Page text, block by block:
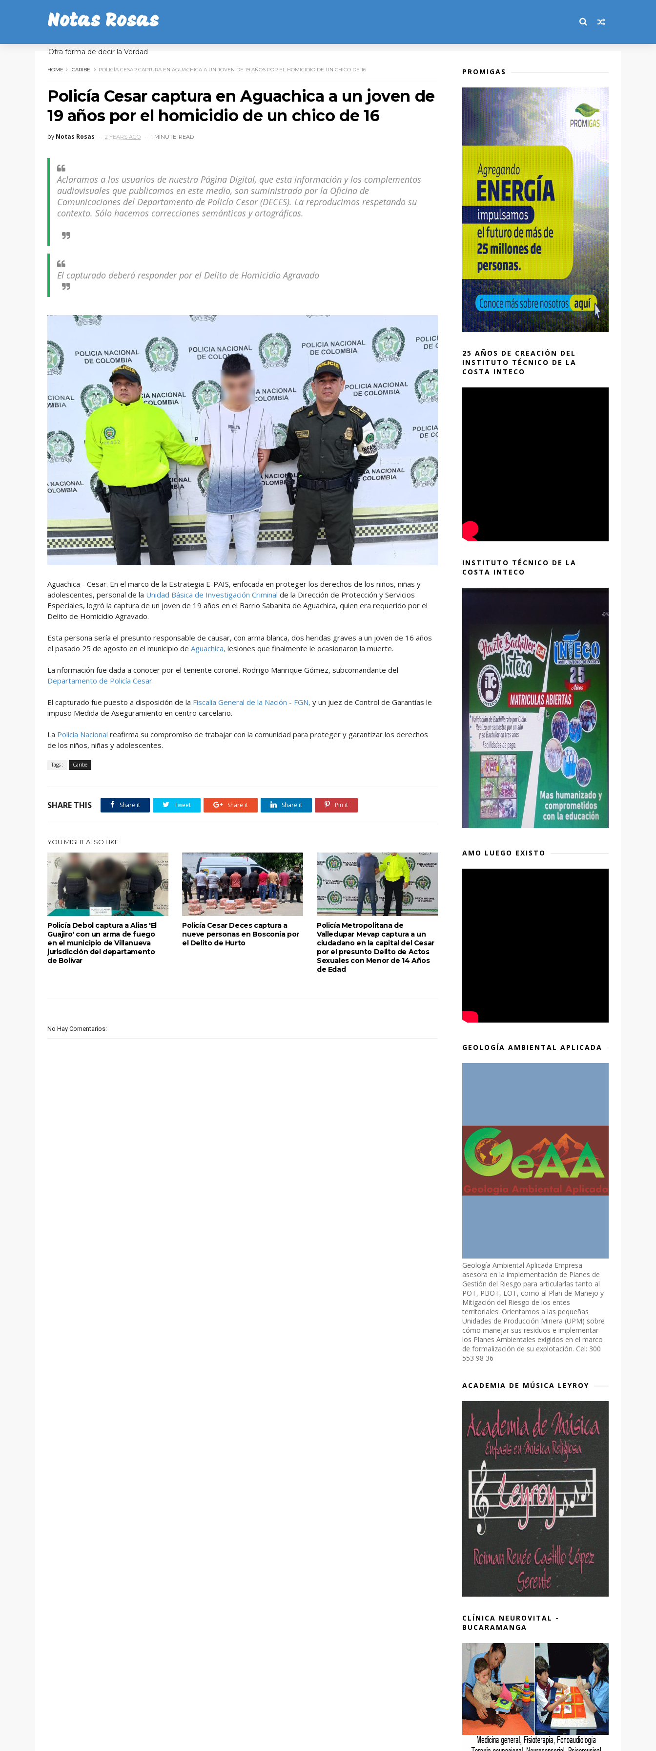
Notas Rosas
Otra forma de decir la Verdad
HOME CARIBE POLICÍA CESAR CAPTURA EN AGUACHICA A UN JOVEN DE 19 AÑOS POR EL HOMICIDIO DE UN CHICO DE 16
Policía Cesar captura en Aguachica a un joven de
19 años por el homicidio de un chico de 16
by Notas Rosas 2 YEARS AGO 1 MINUTE READ
Aclaramos a los usuarios de nuestra Página Digital, que esta información y los complementos
audiovisuales que publicamos en este medio, son suministrada por la Oficina de
Comunicaciones del Departamento de Policía Cesar (DECES). La reproducimos respetando su
contexto. Sólo hacemos correcciones semánticas y ortográficas.
El capturado deberá responder por el Delito de Homicidio Agravado
Aguachica - Cesar. En el marco de la Estrategia E-PAIS, enfocada en proteger los derechos de los niños, niñas y
adolescentes, personal de la Unidad Básica de Investigación Criminal de la Dirección de Protección y Servicios
Especiales, logró la captura de un joven de 19 años en el Barrio Sabanita de Aguachica, quien era requerido por el
Delito de Homicidio Agravado.
Esta persona sería el presunto responsable de causar, con arma blanca, dos heridas graves a un joven de 16 años
el pasado 25 de agosto en el municipio de Aguachica, lesiones que finalmente le ocasionaron la muerte.
La nformación fue dada a conocer por el teniente coronel. Rodrigo Manrique Gómez, subcomandante del
Departamento de Policía Cesar.
El capturado fue puesto a disposición de la Fiscalía General de la Nación - FGN, y un juez de Control de Garantías le
impuso Medida de Aseguramiento en centro carcelario.
La Policía Nacional reafirma su compromiso de trabajar con la comunidad para proteger y garantizar los derechos
de los niños, niñas y adolescentes.
Tags : Caribe
SHARE THIS Share it Tweet Share it Share it Pin it
YOU MIGHT ALSO LIKE
Policía Debol captura a Alias 'El
Guajiro' con un arma de fuego
en el municipio de Villanueva
jurisdicción del departamento
de Bolívar
Policía Cesar Deces captura a
nueve personas en Bosconia por
el Delito de Hurto
Policía Metropolitana de
Valledupar Mevap captura a un
ciudadano en la capital del Cesar
por el presunto Delito de Actos
Sexuales con Menor de 14 Años
de Edad
No Hay Comentarios:
PROMIGAS
25 AÑOS DE CREACIÓN DEL
INSTITUTO TÉCNICO DE LA
COSTA INTECO
INSTITUTO TÉCNICO DE LA
COSTA INTECO
AMO LUEGO EXISTO
GEOLOGÍA AMBIENTAL APLICADA
Geología Ambiental Aplicada Empresa
asesora en la implementación de Planes de
Gestión del Riesgo para articularlas tanto al
POT, PBOT, EOT, como al Plan de Manejo y
Mitigación del Riesgo de los entes
territoriales. Orientamos a las pequeñas
Unidades de Producción Minera (UPM) sobre
cómo manejar sus residuos e implementar
los Planes Ambientales exigidos en el marco
de formalización de su explotación. Cel: 300
553 98 36
ACADEMIA DE MÚSICA LEYROY
CLÍNICA NEUROVITAL -
BUCARAMANGA